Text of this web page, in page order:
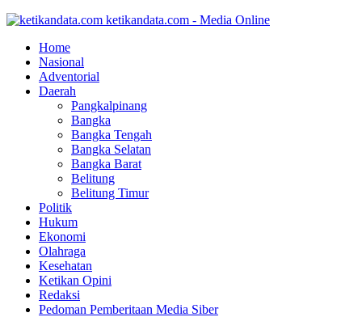
ketikandata.com - Media Online
Home
Nasional
Adventorial
Daerah
Pangkalpinang
Bangka
Bangka Tengah
Bangka Selatan
Bangka Barat
Belitung
Belitung Timur
Politik
Hukum
Ekonomi
Olahraga
Kesehatan
Ketikan Opini
Redaksi
Pedoman Pemberitaan Media Siber